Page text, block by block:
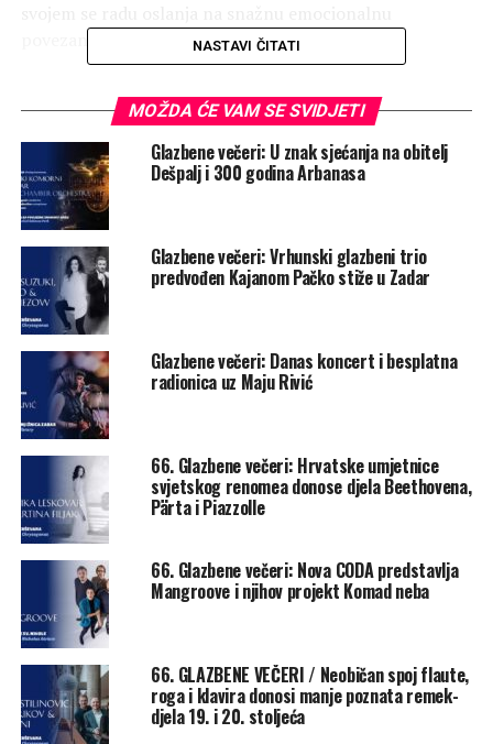
povezanost s odabranim repertoarom.
međusobnih kulturnih poveznica. Program koncerta,
inspiriran španjolskom tradicijom uz čitanje odabranih
pjesama Federica Garcíe Lorce iz zbirke Romancero
gitano, a u suradnji s Veleposlanstvom Kraljevine
Španjolske i uz gostovanje promotorice španjolske
kulture u Hrvatskoj, pjevačice flamenca Nine Ćorić, jedan
je od rukavaca na tom putu.
CODA III/BALKAN ZOO & NINA ĆORIĆ
UTORAK, 23. 07. | 23:00 | CRKVA SV. NIKOLE |ULAZNICE
Nina Ćorić
Mario Rašić
Mirsad Dalipi
, bubnjevi
Zvonimir Bajević, truba
Josip Mimica
, klarinet
Marko First
Amir Karalić
, gitara
Ovogodišnji iskorak Glazbenih večeri donosi novost u
smislu ispreplitanja raznih vidova umjetnosti i stilske
širine, zrcaleći današnji zadarski, hrvatski ali i europski
kulturni trenutak, pa će tako nekoliko koncerata imati
svoju kasnovečernju Codu i svojevrsni odzvuk istog, a
NASTAVI ČITATI
MOŽDA ĆE VAM SE SVIDJETI
Glazbene večeri: U znak sjećanja na obitelj
Dešpalj i 300 godina Arbanasa
Glazbene večeri: Vrhunski glazbeni trio
predvođen Kajanom Pačko stiže u Zadar
Glazbene večeri: Danas koncert i besplatna
radionica uz Maju Rivić
66. Glazbene večeri: Hrvatske umjetnice
svjetskog renomea donose djela Beethovena,
Pärta i Piazzolle
66. Glazbene večeri: Nova CODA predstavlja
Mangroove i njihov projekt Komad neba
66. GLAZBENE VEČERI / Neobičan spoj flaute,
roga i klavira donosi manje poznata remek-
djela 19. i 20. stoljeća